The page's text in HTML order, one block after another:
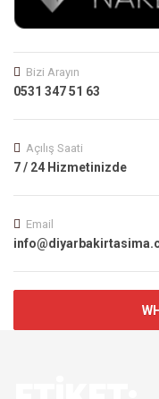
Bizi Arayın
0531 347 51 63
Açılış Saati
7 / 24 Hizmetinizde
Email